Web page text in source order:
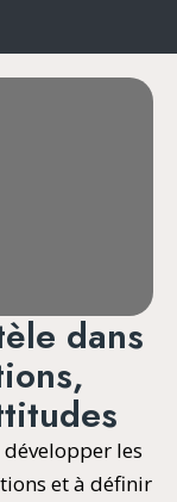
dans
les
et à définir